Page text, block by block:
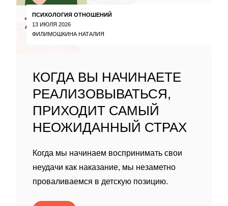
ПСИХОЛОГИЯ ОТНОШЕНИЙ
13 ИЮЛЯ 2026
ФИЛИМОШКИНА НАТАЛИЯ
КОГДА ВЫ НАЧИНАЕТЕ
РЕАЛИЗОВЫВАТЬСЯ,
ПРИХОДИТ САМЫЙ
НЕОЖИДАННЫЙ СТРАХ
Когда мы начинаем воспринимать свои
неудачи как наказание, мы незаметно
проваливаемся в детскую позицию.